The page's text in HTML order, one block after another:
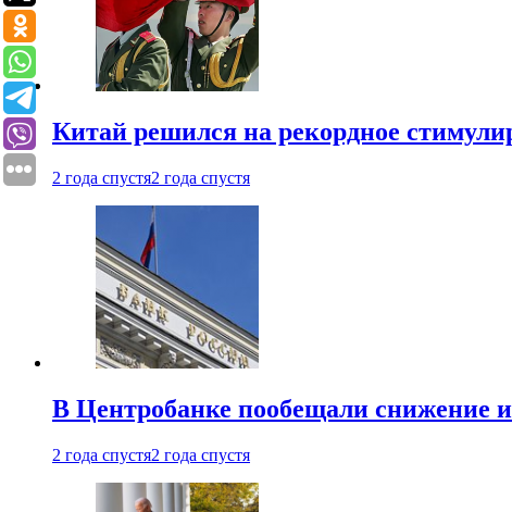
Китай решился на рекордное
2 года спустя2 года спустя
В Центробанке пообещали снижение
2 года спустя2 года спустя